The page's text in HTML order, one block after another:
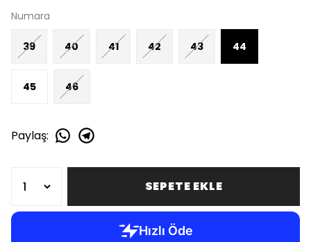
Numara
39 40 41 42 43 44
45 46
Paylaş:
SEPETE EKLE